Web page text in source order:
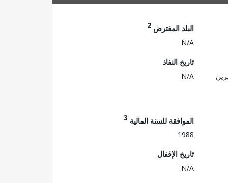
البلد المقترض 2
N/A
تاريخ النفاذ
N/A
الموافقة للسنة المالية 3
1988
تاريخ الإقفال
N/A